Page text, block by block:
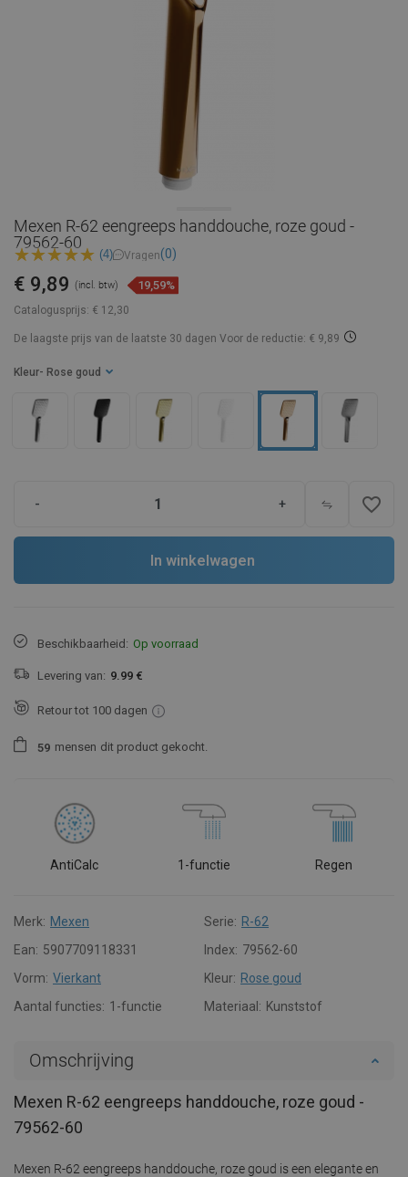
Mexen R-62 eengreeps handdouche, roze goud -
79562-60
(4) Vragen(0)
Catalogusprijs: € 12,30
€ 9,89 (incl. btw) 19,59%
De laagste prijs van de laatste 30 dagen Voor de reductie: € 9,89
Kleur - Rose goud
- + favorite_border
In winkelwagen
Beschikbaarheid: Op voorraad
Levering van: 9.99 €
Retour tot 100 dagen
59 mensen dit product gekocht.
AntiCalc 1-functie Regen
Merk: Mexen Serie: R-62
Ean: 5907709118331 Index: 79562-60
Vorm: Vierkant Kleur: Rose goud
Aantal functies: 1-functie Materiaal: Kunststof
Omschrijving
Mexen R-62 eengreeps handdouche, roze goud -
79562-60
Mexen R-62 eengreeps handdouche, roze goud is een elegante en